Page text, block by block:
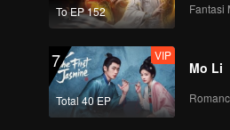
To EP 152 Fantasi
7
Total 40 EP
VIP
Mo Li